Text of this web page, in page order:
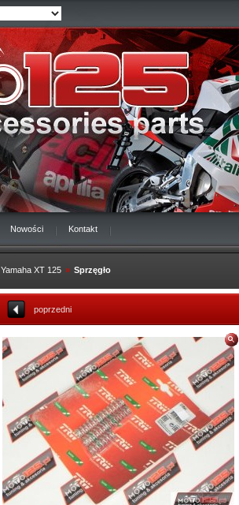
Nowości Kontakt
Yamaha XT 125 » Sprzęgło
poprzedni